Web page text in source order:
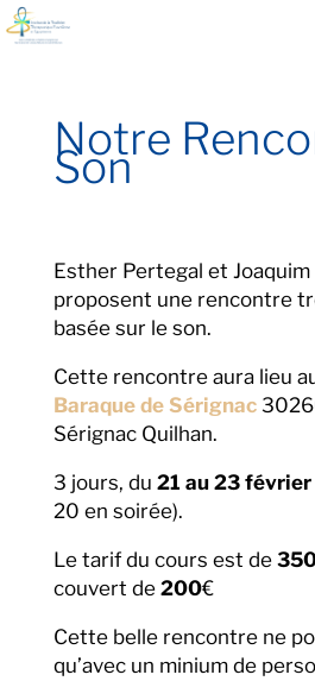
Notre
Son
Esther Pertegal et Joaquim
proposent une rencontre
basée sur le son.
Cette rencontre aura lieu
Baraque de Sérignac
Sérignac Quilhan.
3 jours, du 21 au 23
20 en soirée).
Le tarif du cours est de
couvert de 200€
Cette belle rencontre ne
qu’avec un minium de